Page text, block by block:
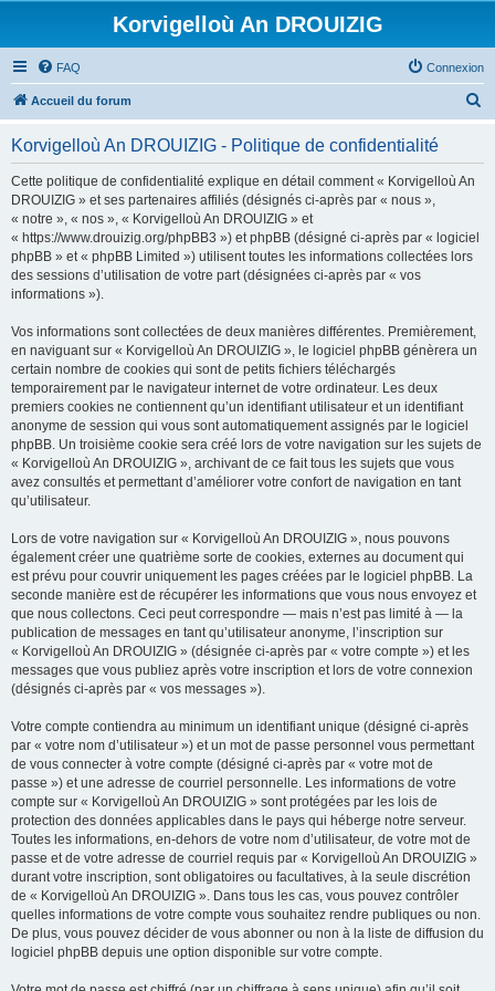
Korvigelloù An DROUIZIG
FAQ Connexion
Accueil du forum
Korvigelloù An DROUIZIG - Politique de confidentialité
Cette politique de confidentialité explique en détail comment « Korvigelloù An
DROUIZIG » et ses partenaires affiliés (désignés ci-après par « nous »,
« notre », « nos », « Korvigelloù An DROUIZIG » et
« https://www.drouizig.org/phpBB3 ») et phpBB (désigné ci-après par « logiciel
phpBB » et « phpBB Limited ») utilisent toutes les informations collectées lors
des sessions d’utilisation de votre part (désignées ci-après par « vos
informations »).
Vos informations sont collectées de deux manières différentes. Premièrement,
en naviguant sur « Korvigelloù An DROUIZIG », le logiciel phpBB génèrera un
certain nombre de cookies qui sont de petits fichiers téléchargés
temporairement par le navigateur internet de votre ordinateur. Les deux
premiers cookies ne contiennent qu’un identifiant utilisateur et un identifiant
anonyme de session qui vous sont automatiquement assignés par le logiciel
phpBB. Un troisième cookie sera créé lors de votre navigation sur les sujets de
« Korvigelloù An DROUIZIG », archivant de ce fait tous les sujets que vous
avez consultés et permettant d’améliorer votre confort de navigation en tant
qu’utilisateur.
Lors de votre navigation sur « Korvigelloù An DROUIZIG », nous pouvons
également créer une quatrième sorte de cookies, externes au document qui
est prévu pour couvrir uniquement les pages créées par le logiciel phpBB. La
seconde manière est de récupérer les informations que vous nous envoyez et
que nous collectons. Ceci peut correspondre — mais n’est pas limité à — la
publication de messages en tant qu’utilisateur anonyme, l’inscription sur
« Korvigelloù An DROUIZIG » (désignée ci-après par « votre compte ») et les
messages que vous publiez après votre inscription et lors de votre connexion
(désignés ci-après par « vos messages »).
Votre compte contiendra au minimum un identifiant unique (désigné ci-après
par « votre nom d’utilisateur ») et un mot de passe personnel vous permettant
de vous connecter à votre compte (désigné ci-après par « votre mot de
passe ») et une adresse de courriel personnelle. Les informations de votre
compte sur « Korvigelloù An DROUIZIG » sont protégées par les lois de
protection des données applicables dans le pays qui héberge notre serveur.
Toutes les informations, en-dehors de votre nom d’utilisateur, de votre mot de
passe et de votre adresse de courriel requis par « Korvigelloù An DROUIZIG »
durant votre inscription, sont obligatoires ou facultatives, à la seule discrétion
de « Korvigelloù An DROUIZIG ». Dans tous les cas, vous pouvez contrôler
quelles informations de votre compte vous souhaitez rendre publiques ou non.
De plus, vous pouvez décider de vous abonner ou non à la liste de diffusion du
logiciel phpBB depuis une option disponible sur votre compte.